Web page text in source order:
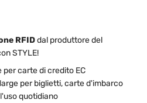
RFIDdal produttore del
STYLE!
per carte di credito EC
per biglietti, carte d'imbarco
quotidiano